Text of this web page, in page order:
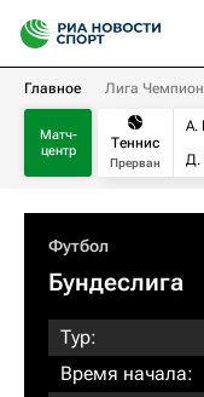
Главное Лига
Матч-
центр
Теннис
Прерван
А.
Д.
Футбол
Бундеслига
Тур:
Время начала: